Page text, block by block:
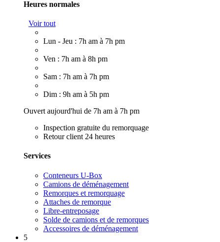
Heures normales
Voir tout
Lun - Jeu : 7h am à 7h pm
Ven : 7h am à 8h pm
Sam : 7h am à 7h pm
Dim : 9h am à 5h pm
Ouvert aujourd'hui de 7h am à 7h pm
Inspection gratuite du remorquage
Retour client 24 heures
Services
Conteneurs U-Box
Camions de déménagement
Remorques et remorquage
Attaches de remorque
Libre-entreposage
Solde de camions et de remorques
Accessoires de déménagement
5